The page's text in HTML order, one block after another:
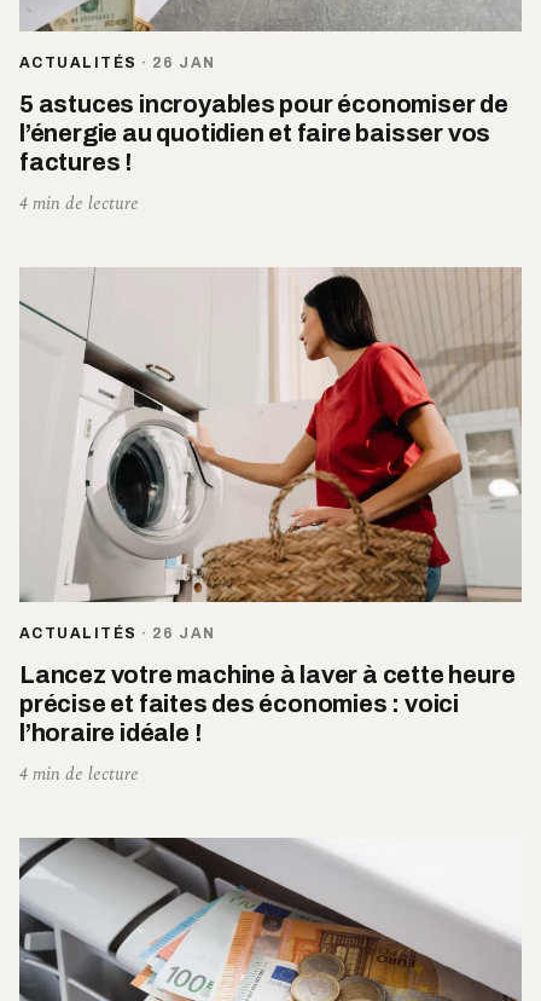
ACTUALITÉS · 26 JAN
5 astuces incroyables pour économiser de
l’énergie au quotidien et faire baisser vos
factures !
4 min de lecture
ACTUALITÉS · 26 JAN
Lancez votre machine à laver à cette heure
précise et faites des économies : voici
l’horaire idéale !
4 min de lecture